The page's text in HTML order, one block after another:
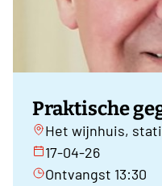
Praktische
Het wijnhuis,
17-04-26
Ontvangst 13:30